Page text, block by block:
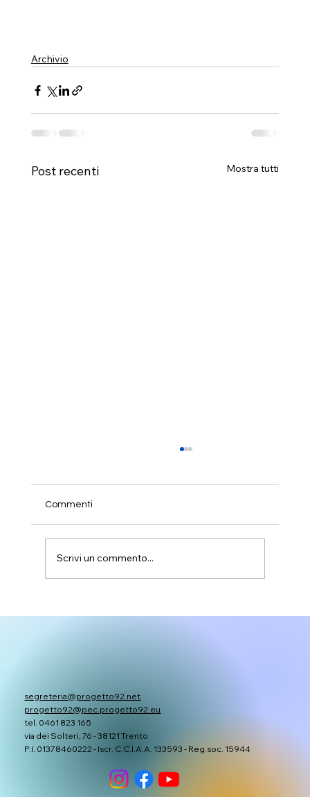
Archivio
Post recenti Mostra tutti
Commenti
Scrivi un commento...
segreteria@progetto92.net
progetto92@pec.progetto92.eu
tel. 0461 823 165
via dei Solteri, 76 - 38121 Trento
P.I. 01378460222 - Iscr. C.C.I.A.A. 133593 - Reg.soc. 15944